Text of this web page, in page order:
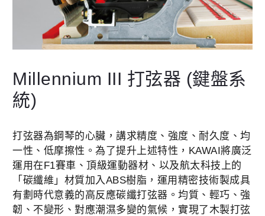
Millennium III 打弦器 (鍵盤系
統)
打弦器為鋼琴的心臟，講求精度、強度、耐久度、均
一性、低摩擦性。為了提升上述特性，KAWAI將廣泛
運用在F1賽車、頂級運動器材、以及航太科技上的
「碳纖維」材質加入ABS樹脂，運用精密技術製成具
有劃時代意義的高反應碳纖打弦器。均質、輕巧、強
韌、不變形、對應潮濕多變的氣候，實現了木製打弦